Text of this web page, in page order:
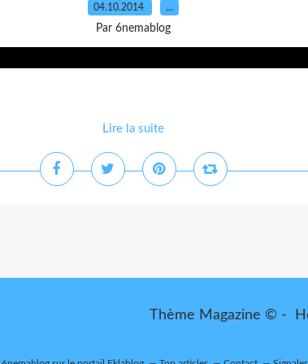
04.10.2014 …
Par 6nemablog
Lire la suite
Thème Magazine © -